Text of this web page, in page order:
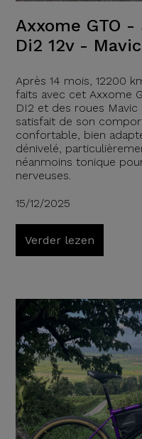
Axxome GTO
Di2 12v -
Après 14 mois, 12200
faits avec cet Axxome
DI2 et des roues
satisfait de son
confortable, bien
dénivelé,
néanmoins tonique
nerveuses.
15/12/2025
Verder lezen